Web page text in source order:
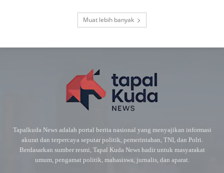
Muat lebih banyak
Tapalkuda News adalah portal berita nasional yang menyajikan informasi
akurat dan terpercaya seputar politik, pemerintahan, TNI, dan Polri.
Berdasarkan sumber resmi, Tapal Kuda News hadir untuk masyarakat
umum, pengamat politik, mahasiswa, jurnalis, dan aparat.